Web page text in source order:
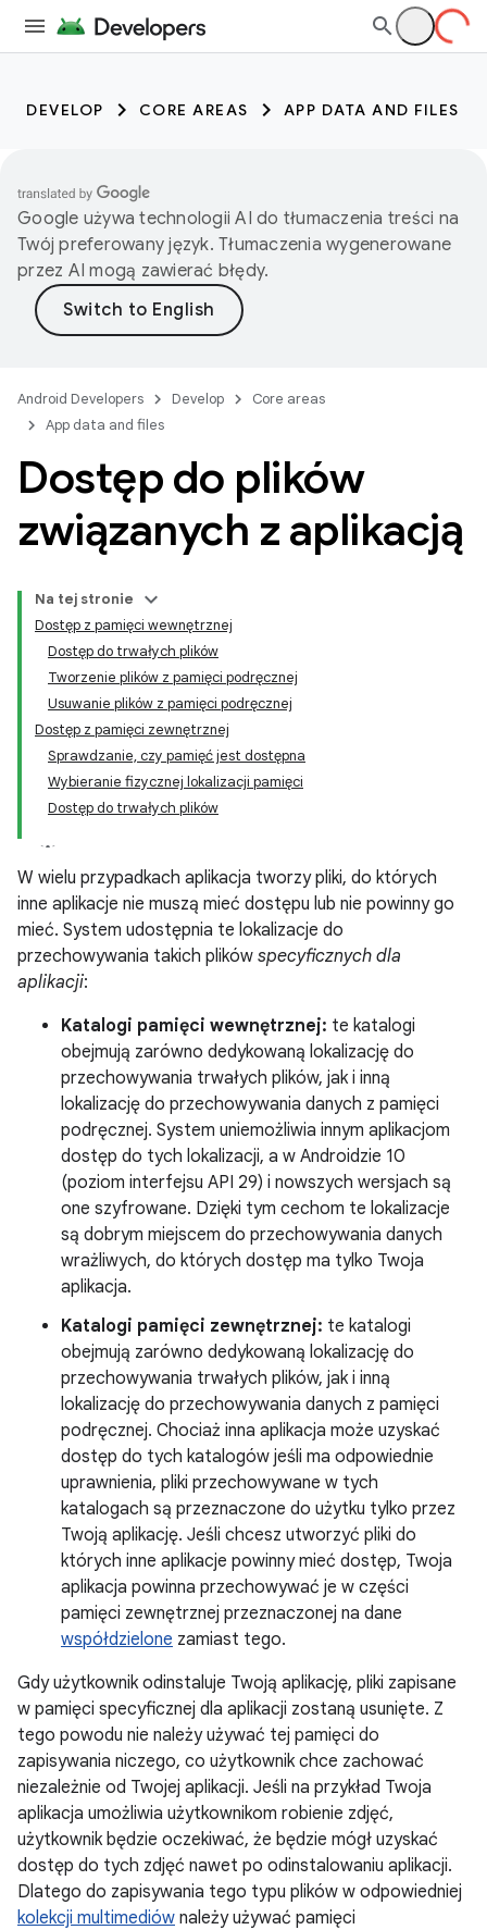
DEVELOP CORE AREAS APP DATA AND FILES
Google używa technologii AI do tłumaczenia treści na
Twój preferowany język. Tłumaczenia wygenerowane
przez AI mogą zawierać błędy.
Android Developers Develop
Core areas
App data and files
Dostęp do plików
związanych z aplikacją
Na tej stronie
Dostęp z pamięci wewnętrznej
Dostęp do trwałych plików
Tworzenie plików z pamięci podręcznej
Usuwanie plików z pamięci podręcznej
Dostęp z pamięci zewnętrznej
Sprawdzanie, czy pamięć jest dostępna
Wybieranie fizycznej lokalizacji pamięci
Dostęp do trwałych plików
W wielu przypadkach aplikacja tworzy pliki, do których
inne aplikacje nie muszą mieć dostępu lub nie powinny go
mieć. System udostępnia te lokalizacje do
przechowywania takich plików specyficznych dla
aplikacji:
Katalogi pamięci wewnętrznej: te katalogi
obejmują zarówno dedykowaną lokalizację do
przechowywania trwałych plików, jak i inną
lokalizację do przechowywania danych z pamięci
podręcznej. System uniemożliwia innym aplikacjom
dostęp do tych lokalizacji, a w Androidzie 10
(poziom interfejsu API 29) i nowszych wersjach są
one szyfrowane. Dzięki tym cechom te lokalizacje
są dobrym miejscem do przechowywania danych
wrażliwych, do których dostęp ma tylko Twoja
aplikacja.
Katalogi pamięci zewnętrznej: te katalogi
obejmują zarówno dedykowaną lokalizację do
przechowywania trwałych plików, jak i inną
lokalizację do przechowywania danych z pamięci
podręcznej. Chociaż inna aplikacja może uzyskać
dostęp do tych katalogów jeśli ma odpowiednie
uprawnienia, pliki przechowywane w tych
katalogach są przeznaczone do użytku tylko przez
Twoją aplikację. Jeśli chcesz utworzyć pliki do
których inne aplikacje powinny mieć dostęp, Twoja
aplikacja powinna przechowywać je w części
pamięci zewnętrznej przeznaczonej na dane
współdzielone zamiast tego.
Gdy użytkownik odinstaluje Twoją aplikację, pliki zapisane
w pamięci specyficznej dla aplikacji zostaną usunięte. Z
tego powodu nie należy używać tej pamięci do
zapisywania niczego, co użytkownik chce zachować
niezależnie od Twojej aplikacji. Jeśli na przykład Twoja
aplikacja umożliwia użytkownikom robienie zdjęć,
użytkownik będzie oczekiwać, że będzie mógł uzyskać
dostęp do tych zdjęć nawet po odinstalowaniu aplikacji.
Dlatego do zapisywania tego typu plików w odpowiedniej
kolekcji multimediów należy używać pamięci